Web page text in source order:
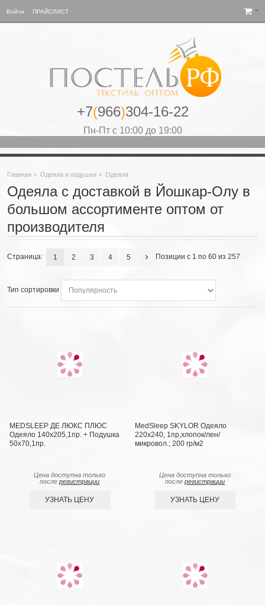
Войти ПРАЙСЛИСТ
+7(966)304-16-22
Пн-Пт с 10:00 до 19:00
Главная > Одеяла и подушки > Одеяла
Одеяла с доставкой в Йошкар-Олу в
большом ассортименте оптом от
производителя
Позиции с 1 по 60 из 257
Страница: 1 2 3 4 5
Тип сортировки
MEDSLEEP ДЕ ЛЮКС ПЛЮС
Одеяло 140х205,1пр. + Подушка
50х70,1пр.
Цена доступна только
послерегистрации
УЗНАТЬ ЦЕНУ
MedSleep SKYLOR Одеяло
220х240, 1пр,хлопок/лен/
микровол.; 200 гр/м2
Цена доступна только
послерегистрации
УЗНАТЬ ЦЕНУ